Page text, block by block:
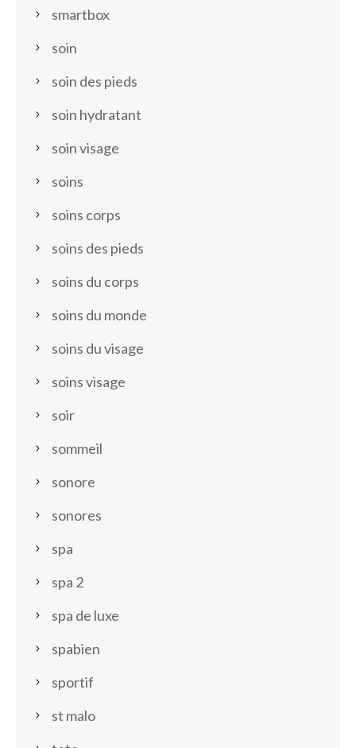
smartbox
soin
soin des pieds
soin hydratant
soin visage
soins
soins corps
soins des pieds
soins du corps
soins du monde
soins du visage
soins visage
soir
sommeil
sonore
sonores
spa
spa 2
spa de luxe
spabien
sportif
st malo